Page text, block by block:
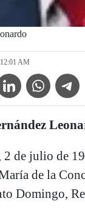
AM
Icon
WhatsApp Icon
de julio de
de la
Domingo,